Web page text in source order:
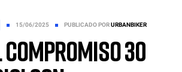
15/06/2025 PUBLICADO PORURBANBIKER
30